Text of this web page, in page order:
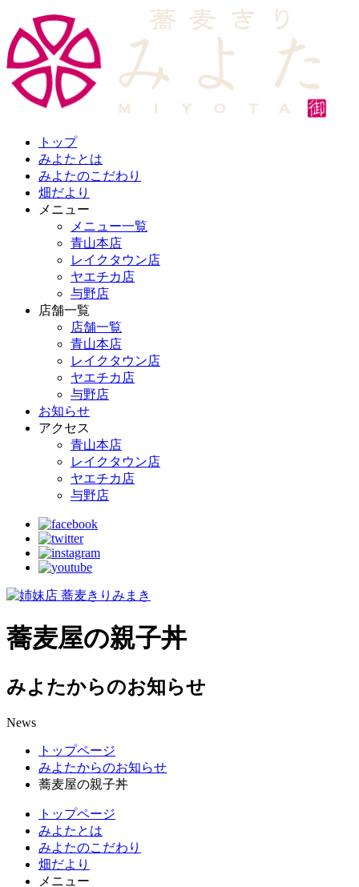
トップ
みよたとは
みよたのこだわり
畑だより
メニュー
メニュー一覧
青山本店
レイクタウン店
ヤエチカ店
与野店
店舗一覧
店舗一覧
青山本店
レイクタウン店
ヤエチカ店
与野店
お知らせ
アクセス
青山本店
レイクタウン店
ヤエチカ店
与野店
蕎麦屋の親子丼
みよたからのお知らせ
News
トップページ
みよたからのお知らせ
蕎麦屋の親子丼
トップページ
みよたとは
みよたのこだわり
畑だより
メニュー